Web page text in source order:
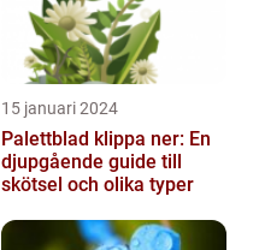
15 januari 2024
Palettblad klippa ner: En
djupgående guide till
skötsel och olika typer